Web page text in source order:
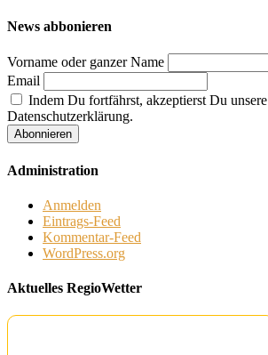
News abbonieren
Vorname oder ganzer Name
Email
Indem Du fortfährst, akzeptierst Du unsere
Datenschutzerklärung.
Administration
Anmelden
Eintrags-Feed
Kommentar-Feed
WordPress.org
Aktuelles RegioWetter